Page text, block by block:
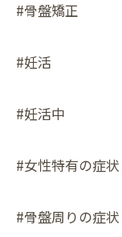
#骨盤矯正
#妊活
#妊活中
#女性特有の症状
#骨盤周りの